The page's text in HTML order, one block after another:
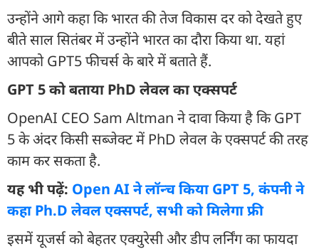
उन्होंने आगे कहा कि भारत की तेज विकास दर को देखते हुए
बीते साल सितंबर में उन्होंने भारत का दौरा किया था. यहां
आपको GPT5 फीचर्स के बारे में बताते हैं.
GPT 5 को बताया PhD लेवल का एक्सपर्ट
OpenAI CEO Sam Altman ने दावा किया है कि GPT
5 के अंदर किसी सब्जेक्ट में PhD लेवल के एक्सपर्ट की तरह
काम कर सकता है.
यह भी पढ़ें: Open AI ने लॉन्च किया GPT 5, कंपनी ने
कहा Ph.D लेवल एक्सपर्ट, सभी को मिलेगा फ्री
इसमें यूजर्स को बेहतर एक्युरेसी और डीप लर्निंग का फायदा